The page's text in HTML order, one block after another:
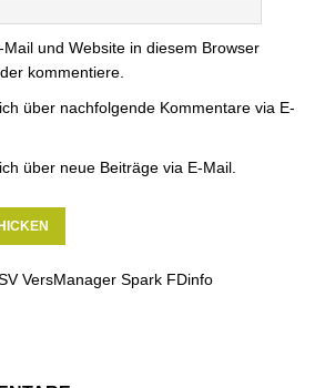
und Website in diesem Browser
kommentiere.
über nachfolgende Kommentare via E-
über neue Beiträge via E-Mail.